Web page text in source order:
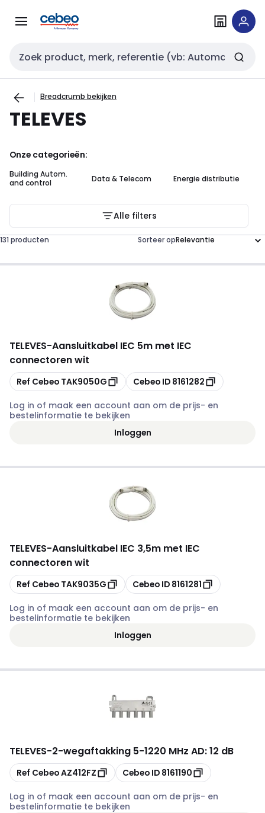
naar
naar
Zoekveld invoer
Breadcrumb bekijken
TELEVES
Onze categorieën:
Building Autom.
and control
Data & Telecom Energie distributie
Alle filters
131 producten Sorteer op
TELEVES-Aansluitkabel IEC 5m met IEC
connectoren wit
Kopiëren
Ref Cebeo TAK9050G Kopiëren
Cebeo ID 8161282
Log in of maak een account aan om de prijs- en
bestelinformatie te bekijken
Inloggen
TELEVES-Aansluitkabel IEC 3,5m met IEC
connectoren wit
Kopiëren
Ref Cebeo TAK9035G Kopiëren
Cebeo ID 8161281
Log in of maak een account aan om de prijs- en
bestelinformatie te bekijken
Inloggen
TELEVES-2-wegaftakking 5-1220 MHz AD: 12 dB
Kopiëren
Ref CebeoAZ412FZ Kopiëren
Cebeo ID 8161190
Log in of maak een account aan om de prijs- en
bestelinformatie te bekijken